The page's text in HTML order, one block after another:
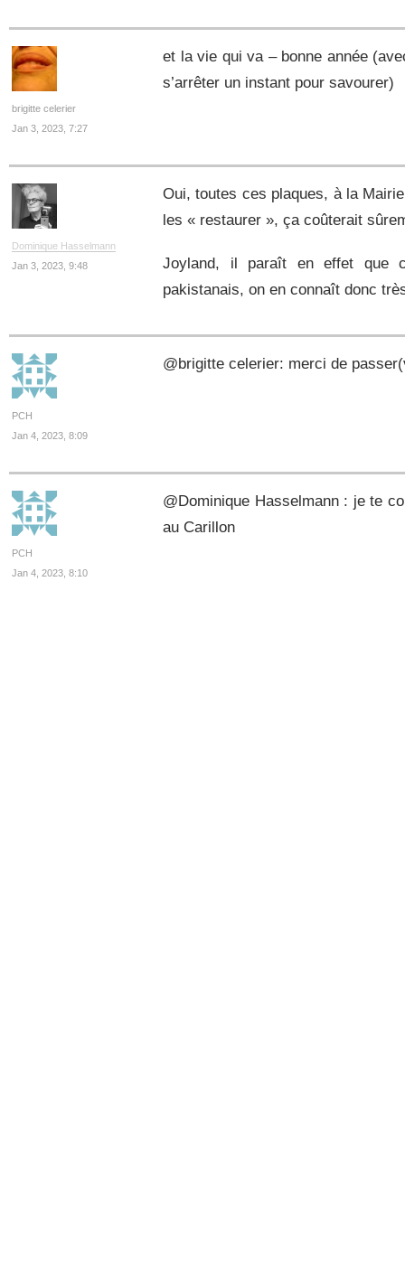
brigitte celerier
Jan 3, 2023, 7:27
et la vie qui va – bonne année
s’arrêter un instant pour savourer)
Dominique Hasselmann
Jan 3, 2023, 9:48
Oui, toutes ces plaques, à la
les « restaurer », ça coûterait
Joyland, il paraît en effet que
pakistanais, on en connaît donc
PCH
Jan 4, 2023, 8:09
@brigitte celerier: merci de
PCH
Jan 4, 2023, 8:10
@Dominique Hasselmann : je te
au Carillon